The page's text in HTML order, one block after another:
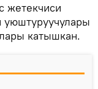
жетекчиси
уюштуруучулары
катышкан.